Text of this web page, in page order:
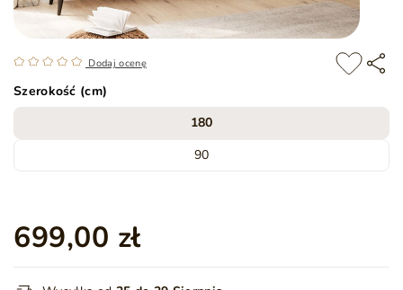
Dodaj ocenę
Szerokość (cm)
180
90
699,00 zł